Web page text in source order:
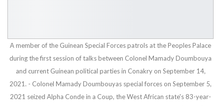
A member of the Guinean Special Forces patrols at the Peoples Palace
during the first session of talks between Colonel Mamady Doumbouya
and current Guinean political parties in Conakry on September 14,
2021. - Colonel Mamady Doumbouyas special forces on September 5,
2021 seized Alpha Conde in a Coup, the West African state's 83-year-